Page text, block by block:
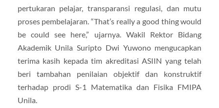
pertukaran pelajar, transparansi regulasi, dan mutu
proses pembelajaran. “That’s really a good thing would
be could see here,” ujarnya. Wakil Rektor Bidang
Akademik Unila Suripto Dwi Yuwono mengucapkan
terima kasih kepada tim akreditasi ASIIN yang telah
beri tambahan penilaian objektif dan konstruktif
terhadap prodi S-1 Matematika dan Fisika FMIPA
Unila.